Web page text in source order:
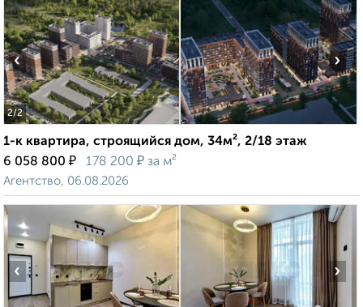
2/2
‹ ›
1-к квартира, строящийся дом, 34м², 2/18 этаж
6 058 800 ₽ 178 200 ₽ за м²
Агентство, 06.08.2026
‹ ›